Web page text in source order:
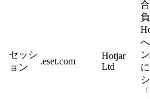
セッシ
ョン
.eset.com
Hotjar
Ltd